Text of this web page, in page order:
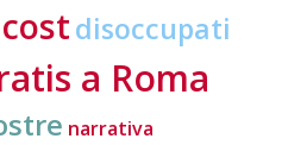
disoccupati
a Roma
narrativa